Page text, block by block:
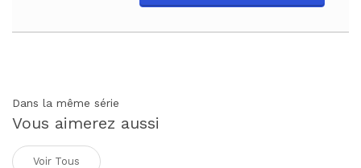
Dans la même série
Vous aimerez aussi
Voir Tous